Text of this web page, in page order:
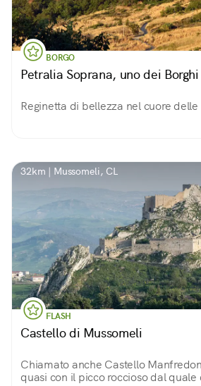
BORGO
Petralia Soprana, uno dei
Reginetta di bellezza nel cuore
32km | Mussomeli, CL
FLASH
Castello di Mussomeli
Chiamato anche Castello
quasi con il picco roccioso dal